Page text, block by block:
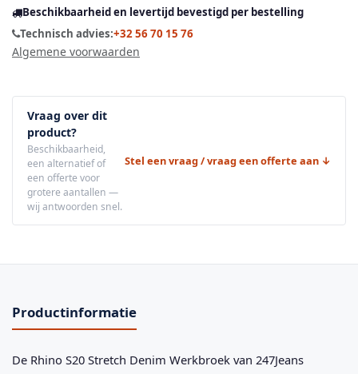
Beschikbaarheid en levertijd bevestigd per bestelling
Technisch advies:+32 56 70 15 76
Algemene voorwaarden
Vraag over dit
product?
Beschikbaarheid,
een alternatief of
een offerte voor
grotere aantallen —
wij antwoorden snel.
Stel een vraag / vraag een offerte aan ↓
Productinformatie
De Rhino S20 Stretch Denim Werkbroek van 247Jeans